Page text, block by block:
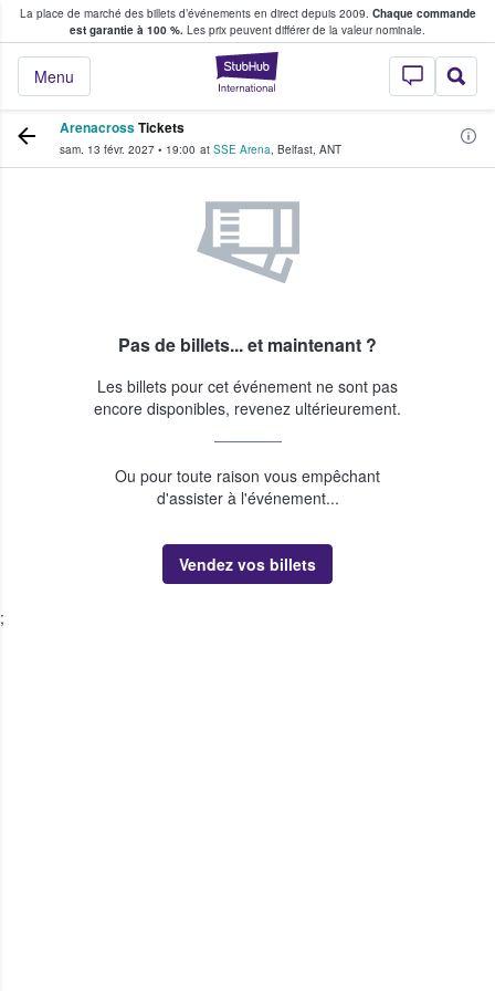
La place de marché des billets d’événements en direct depuis 2009. Chaque commande
est garantie à 100 %. Les prix peuvent différer de la valeur nominale.
StubHub - Où
Menu
fans achètent et vendent des billets
ArenacrossTickets
sam. 13 févr. 2027 • 19:00 at SSE Arena, Belfast, ANT
Pas de billets... et maintenant ?
Les billets pour cet événement ne sont pas
encore disponibles, revenez ultérieurement.
Ou pour toute raison vous empêchant
d'assister à l'événement...
Vendez vos billets
;